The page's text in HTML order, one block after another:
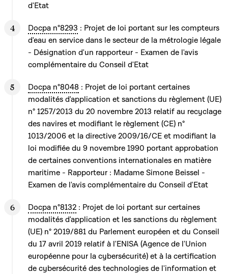
d'Etat
Docpa n°8293 : Projet de loi portant sur les compteurs
d'eau en service dans le secteur de la métrologie légale
- Désignation d'un rapporteur - Examen de l'avis
complémentaire du Conseil d'Etat
Docpa n°8048 : Projet de loi portant certaines
modalités d'application et sanctions du règlement (UE)
n° 1257/2013 du 20 novembre 2013 relatif au recyclage
des navires et modifiant le règlement (CE) n°
1013/2006 et la directive 2009/16/CE et modifiant la
loi modifiée du 9 novembre 1990 portant approbation
de certaines conventions internationales en matière
maritime - Rapporteur : Madame Simone Beissel -
Examen de l'avis complémentaire du Conseil d'Etat
Docpa n°8132 : Projet de loi portant sur certaines
modalités d'application et les sanctions du règlement
(UE) n° 2019/881 du Parlement européen et du Conseil
du 17 avril 2019 relatif à l'ENISA (Agence de l'Union
européenne pour la cybersécurité) et à la certification
de cybersécurité des technologies de l'information et